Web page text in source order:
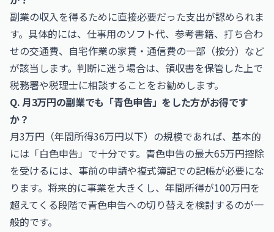
副業の収入を得るために直接必要だった支出が認められま
す。具体的には、仕事用のソフト代、参考書籍、打ち合わ
せの交通費、自宅作業の家賃・通信費の一部（按分）など
が該当します。判断に迷う場合は、領収書を保管した上で
税務署や税理士に相談することをお勧めします。
Q. 月3万円の副業でも「青色申告」をした方がお得です
か？
月3万円（年間所得36万円以下）の規模であれば、基本的
には「白色申告」で十分です。青色申告の最大65万円控除
を受けるには、事前の申請や複式簿記での記帳が必要にな
ります。将来的に事業を大きくし、年間所得が100万円を
超えてくる段階で青色申告への切り替えを検討するのが一
般的です。